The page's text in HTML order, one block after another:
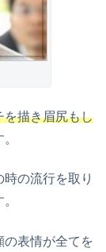
を描き眉尻もし
の流行を取り
の表情が全てを